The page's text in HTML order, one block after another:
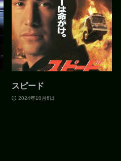
スピード
2024年10月6日